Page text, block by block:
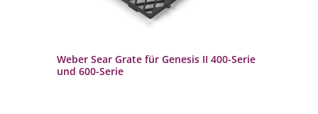
Weber Sear Grate für Genesis II 400-Serie
und 600-Serie